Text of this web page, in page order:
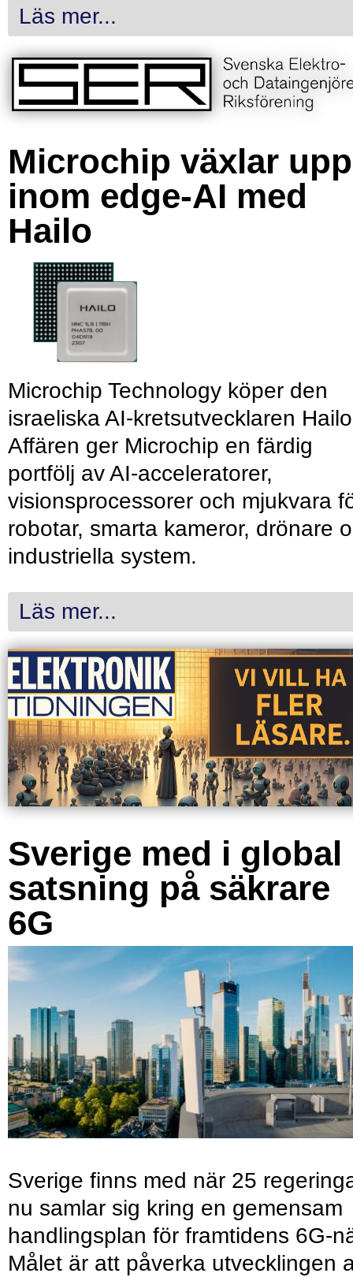
Läs mer...
Microchip växlar upp
inom edge-AI med
Hailo
Microchip Technology köper den
israeliska AI-kretsutvecklaren
Affären ger Microchip en färdig
portfölj av AI-acceleratorer,
visionsprocessorer och mjukvara
robotar, smarta kameror, drönare
industriella system.
Läs mer...
Sverige med i global
satsning på säkrare
6G
Sverige finns med när 25
nu samlar sig kring en gemensam
handlingsplan för framtidens 6G-
Målet är att påverka utvecklingen